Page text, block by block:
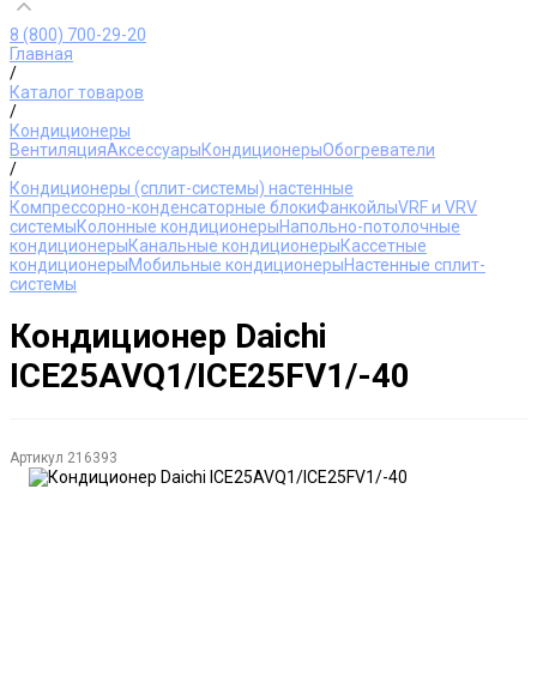
8 (800) 700-29-20
Главная
/
Каталог товаров
/
Кондиционеры
ВентиляцияАксессуарыКондиционерыОбогреватели
/
Кондиционеры (сплит-системы) настенные
Компрессорно-конденсаторные блокиФанкойлыVRF и VRV
системыКолонные кондиционерыНапольно-потолочные
кондиционерыКанальные кондиционерыКассетные
кондиционерыМобильные кондиционерыНастенные сплит-
системы
Кондиционер Daichi
ICE25AVQ1/ICE25FV1/-40
Артикул 216393